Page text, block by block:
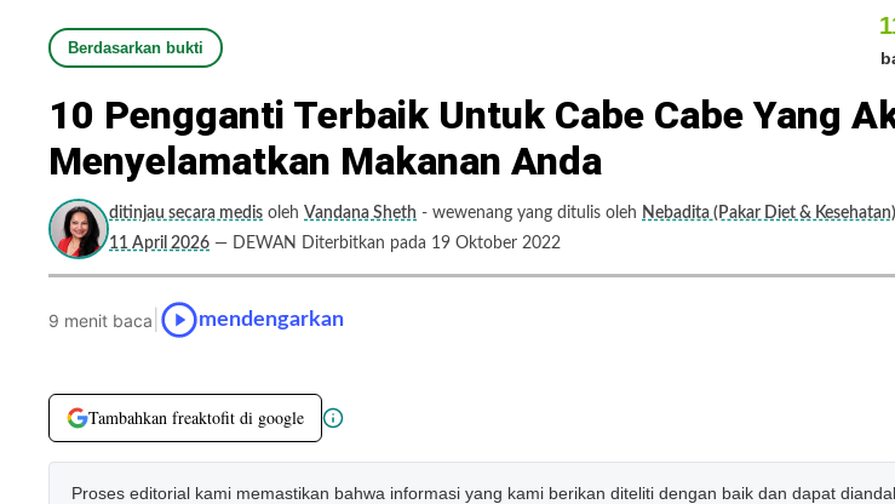
Berdasarkan bukti
10 Pengganti Terbaik Untuk Cabe Cabe Yang
Menyelamatkan Makanan Anda
ditinjau secara medis oleh Vandana Sheth - wewenang yang ditulis oleh Nebadita (Pakar Diet &
11 April 2026 — DEWAN Diterbitkan pada 19 Oktober 2022
9 menit baca mendengarkan
Tambahkan freaktofit di google
Proses editorial kami memastikan bahwa informasi yang kami berikan diteliti dengan baik dan dapat